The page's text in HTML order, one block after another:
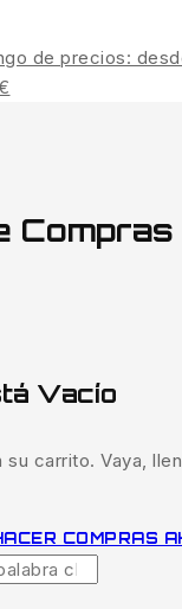
de precios:
Compras
Vacío
su carrito. Vaya,
COMPRAS